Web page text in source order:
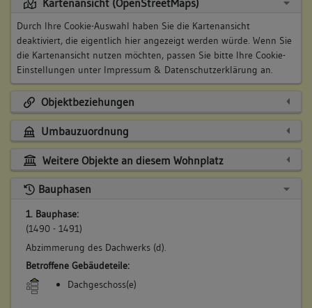
Kartenansicht (OpenStreetMaps)
Durch Ihre Cookie-Auswahl haben Sie die Kartenansicht
deaktiviert, die eigentlich hier angezeigt werden würde. Wenn Sie
die Kartenansicht nutzen möchten, passen Sie bitte Ihre Cookie-
Einstellungen unter Impressum & Datenschutzerklärung an.
Objektbeziehungen
Umbauzuordnung
Weitere Objekte an diesem Wohnplatz
Bauphasen
1. Bauphase:
(1490 - 1491)
Abzimmerung des Dachwerks (d).
Betroffene Gebäudeteile:
Dachgeschoss(e)